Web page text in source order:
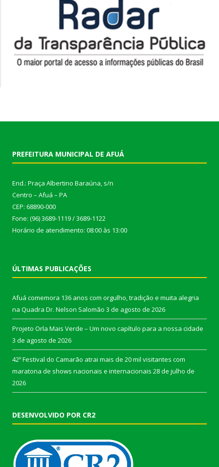
PREFEITURA MUNICIPAL DE AFUÁ
End.: Praça Albertino Baraúna, s/n
Centro – Afuá – PA
CEP: 68890-000
Fone: (96) 3689-1119 / 3689-1122
Horário de atendimento: 08:00 às 13:00
ÚLTIMAS PUBLICAÇÕES
Afuá comemora 136 anos com orgulho, tradição e muita alegria
na Quadra Dr. Nelson Salomão 3 de agosto de 2026
Projeto Orla Mais Verde – Um novo capítulo para a nossa cidade
3 de agosto de 2026
42º Festival do Camarão atrai mais de 20 mil visitantes com
maratona de shows nacionais e internacionais 28 de julho de
2026
DESENVOLVIDO POR CR2